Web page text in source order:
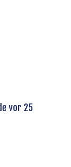
vor 25